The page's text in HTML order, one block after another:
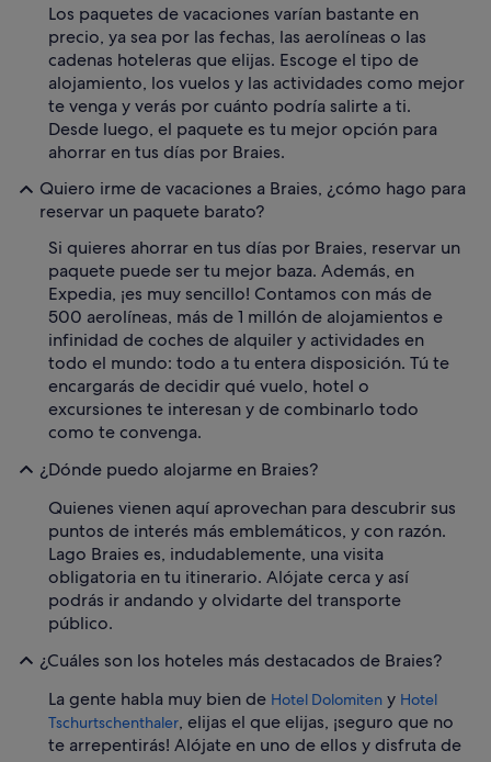
Los paquetes de vacaciones varían bastante en
precio, ya sea por las fechas, las aerolíneas o las
cadenas hoteleras que elijas. Escoge el tipo de
alojamiento, los vuelos y las actividades como mejor
te venga y verás por cuánto podría salirte a ti.
Desde luego, el paquete es tu mejor opción para
ahorrar en tus días por Braies.
Quiero irme de vacaciones a Braies, ¿cómo hago para
reservar un paquete barato?
Si quieres ahorrar en tus días por Braies, reservar un
paquete puede ser tu mejor baza. Además, en
Expedia, ¡es muy sencillo! Contamos con más de
500 aerolíneas, más de 1 millón de alojamientos e
infinidad de coches de alquiler y actividades en
todo el mundo: todo a tu entera disposición. Tú te
encargarás de decidir qué vuelo, hotel o
excursiones te interesan y de combinarlo todo
como te convenga.
¿Dónde puedo alojarme en Braies?
Quienes vienen aquí aprovechan para descubrir sus
puntos de interés más emblemáticos, y con razón.
Lago Braies es, indudablemente, una visita
obligatoria en tu itinerario. Alójate cerca y así
podrás ir andando y olvidarte del transporte
público.
¿Cuáles son los hoteles más destacados de Braies?
La gente habla muy bien de Hotel Dolomiten y Hotel
Tschurtschenthaler, elijas el que elijas, ¡seguro que no
te arrepentirás! Alójate en uno de ellos y disfruta de